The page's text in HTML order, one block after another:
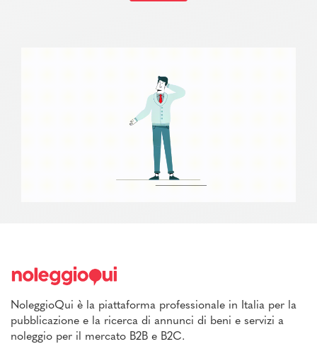
NoleggioQui è la piattaforma professionale in Italia per la
pubblicazione e la ricerca di annunci di beni e servizi a
noleggio per il mercato B2B e B2C.